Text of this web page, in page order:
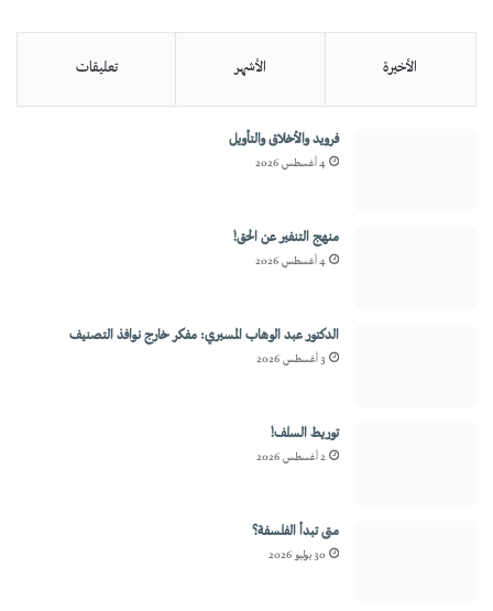
الأخيرة الأشهر تعليقات
فرويد والأخلاق والتأويل
4 أغسطس 2026
منهج التنفير عن الحق!
4 أغسطس 2026
الدكتور عبد الوهاب المسيري: مفكر خارج نوافذ التصنيف
3 أغسطس 2026
توريط السلف!
2 أغسطس 2026
متى تبدأ الفلسفة؟
30 يوليو 2026